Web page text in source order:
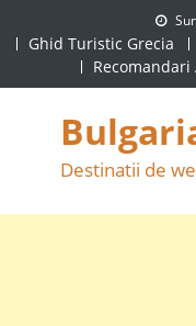
Ghid Turistic Grecia
Recomandari
Destinatii de